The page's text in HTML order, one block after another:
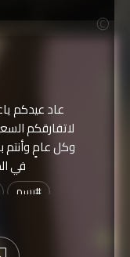
عاد عيدكم
لاتفارقكم
وكل عامٍ وأنتم
في
#رسم